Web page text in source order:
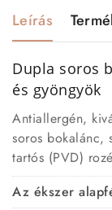
Leírás
Dupla soros
és gyöngyök
Antiallergén,
soros bokalánc,
tartós (PVD)
Az ékszer